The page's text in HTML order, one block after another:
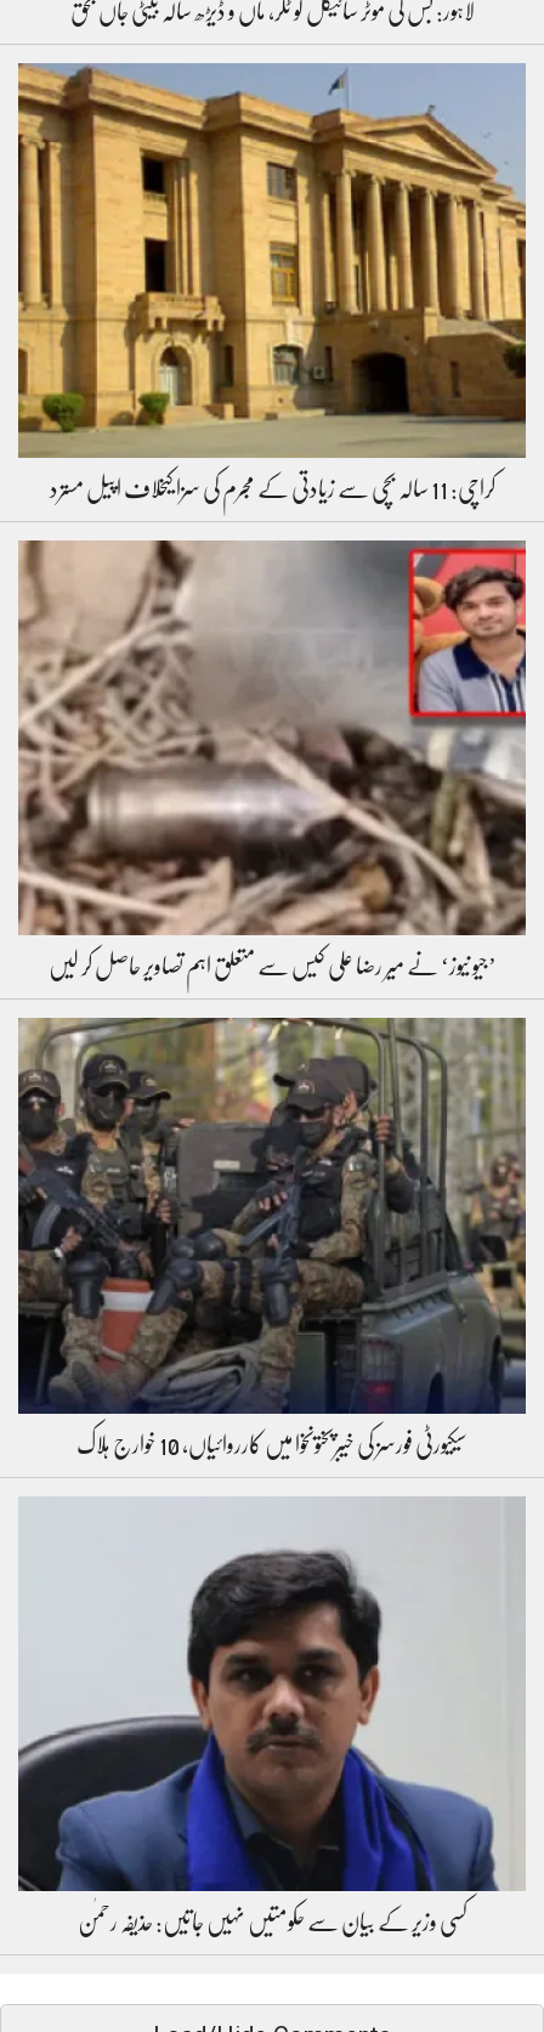
لاہور: بس کی موٹر سائیکل کو ٹکر، ماں و ڈیڑھ سالہ بیٹی جاں بحق
کراچی: 11 سالہ بچی سے زیادتی کے مجرم کی سزا کیخلاف اپیل مسترد
’جیو نیوز‘ نے میر رضا علی کیس سے متعلق اہم تصاویر حاصل کر لیں
سیکیورٹی فورسز کی خیبرپختونخوا میں کارروائیاں، 10 خوارج ہلاک
کسی وزیر کے بیان سے حکومتیں نہیں جاتیں: حذیفہ رحمٰن